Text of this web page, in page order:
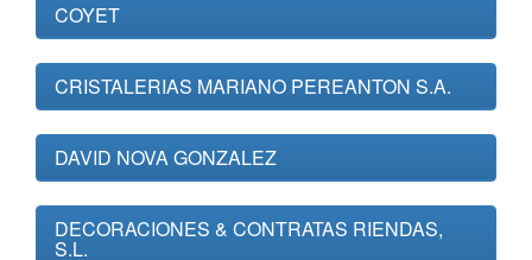
COYET
CRISTALERIAS MARIANO PEREANTON S.A.
DAVID NOVA GONZALEZ
DECORACIONES & CONTRATAS RIENDAS,
S.L.